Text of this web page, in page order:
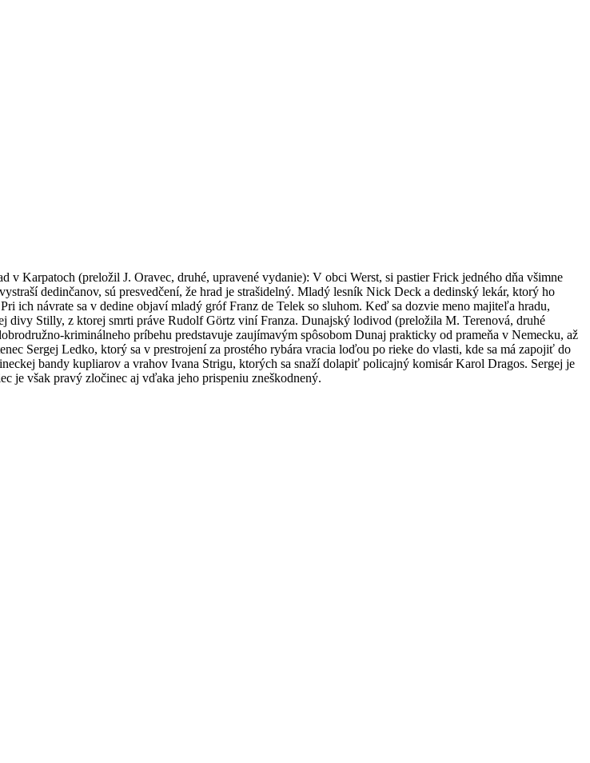
Karpatoch (preložil J. Oravec, druhé, upravené vydanie): V obci Werst, si pastier Frick jedného dňa všimne
dedinčanov, sú presvedčení, že hrad je strašidelný. Mladý lesník Nick Deck a dedinský lekár, ktorý ho
ich návrate sa v dedine objaví mladý gróf Franz de Telek so sluhom. Keď sa dozvie meno majiteľa hradu,
divy Stilly, z ktorej smrti práve Rudolf Görtz viní Franza. Dunajský lodivod (preložila M. Terenová, druhé
kriminálneho príbehu predstavuje zaujímavým spôsobom Dunaj prakticky od prameňa v Nemecku, až
Sergej Ledko, ktorý sa v prestrojení za prostého rybára vracia loďou po rieke do vlasti, kde sa má zapojiť do
bandy kupliarov a vrahov Ivana Strigu, ktorých sa snaží dolapiť policajný komisár Karol Dragos. Sergej je
je však pravý zločinec aj vďaka jeho prispeniu zneškodnený.